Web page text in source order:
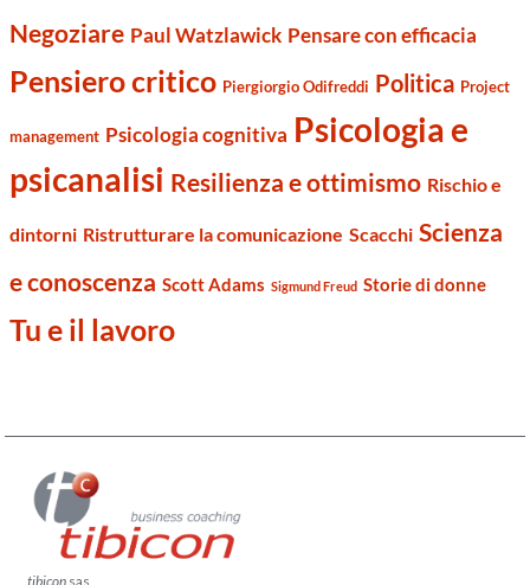
Negoziare Paul Watzlawick Pensare con efficacia
Pensiero critico Piergiorgio Odifreddi Politica Project
management Psicologia cognitiva Psicologia e
psicanalisi Resilienza e ottimismo Rischio e
dintorni Ristrutturare la comunicazione Scacchi Scienza
e conoscenza Scott Adams Sigmund Freud Storie di donne
Tu e il lavoro
tibicon sas